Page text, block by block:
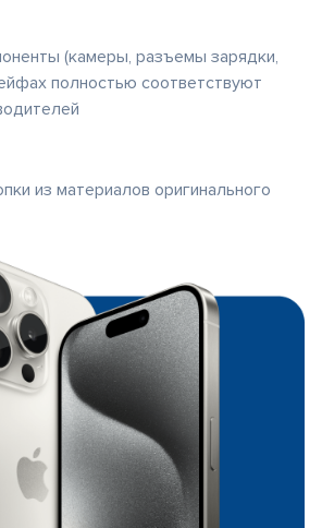
(камеры, разъемы зарядки,
полностью соответствуют
из материалов оригинального